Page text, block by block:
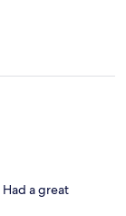
a great